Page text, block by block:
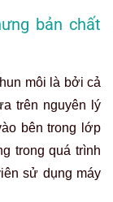
bản chất
môi là bởi cả
trên nguyên lý
bên trong lớp
trong quá trình
sử dụng máy